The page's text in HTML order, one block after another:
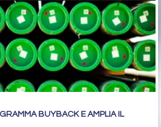
BUYBACK E AMPLIA IL